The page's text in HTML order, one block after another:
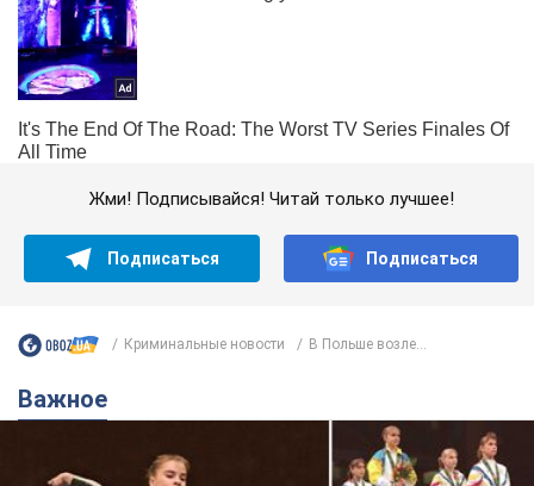
Жми! Подписывайся! Читай только лучшее!
Подписаться Подписаться
Криминальные новости В Польше возле...
Важное